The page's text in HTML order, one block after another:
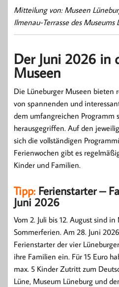
Mitteilung von: Museen
Ilmenau-Terrasse des Museums
Der Juni 2026 in
Museen
Die Lüneburger Museen bieten
von spannenden und
dem umfangreichen Programm
herausgegriffen. Auf den
sich die vollständigen
Ferienwochen gibt es
Kinder und Familien.
Tipp: Ferienstarter –
Juni 2026
Vom 2. Juli bis 12. August sind
Sommerferien. Am 28. Juni
Ferienstarter der vier
ihre Familien ein. Für 15 Euro
max. 5 Kinder Zutritt zum
Lüne, Museum Lüneburg und